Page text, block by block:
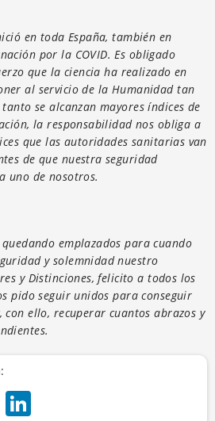
en toda España, también en
por la COVID. Es obligado
que la ciencia ha realizado en
al servicio de la Humanidad tan
se alcanzan mayores índices de
la responsabilidad nos obliga a
que las autoridades sanitarias van
de que nuestra seguridad
uno de nosotros.
emplazados para cuando
y solemnidad nuestro
y Distinciones, felicito a todos los
pido seguir unidos para conseguir
con ello, recuperar cuantos abrazos y
Email